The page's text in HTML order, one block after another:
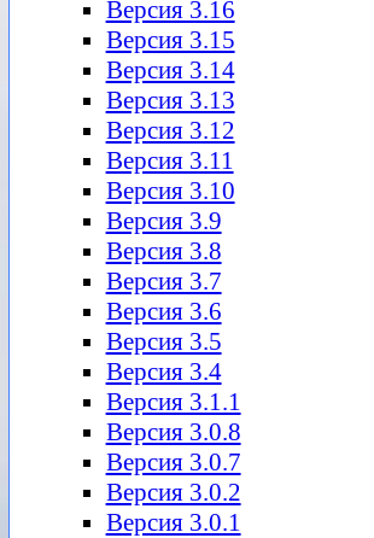
Версия 3.16
Версия 3.15
Версия 3.14
Версия 3.13
Версия 3.12
Версия 3.11
Версия 3.10
Версия 3.9
Версия 3.8
Версия 3.7
Версия 3.6
Версия 3.5
Версия 3.4
Версия 3.1.1
Версия 3.0.8
Версия 3.0.7
Версия 3.0.2
Версия 3.0.1